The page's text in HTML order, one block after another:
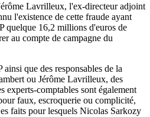
Lavrilleux, l'ex-directeur adjoint
l'existence de cette fraude ayant
quelque 16,2 millions d'euros de
au compte de campagne du
que des responsables de la
ou Jérôme Lavrilleux, des
experts-comptables sont également
faux, escroquerie ou complicité,
faits pour lesquels Nicolas Sarkozy